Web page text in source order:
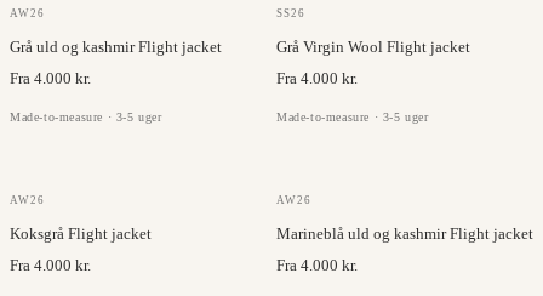
GAZABA
AW26
Grå uld og kashmir Flight jacket
Fra 4.000 kr.
Made-to-measure · 3-5 uger
SS26
Grå Virgin Wool Flight jacket
Fra 4.000 kr.
Made-to-measure · 3-5 uger
GAZABA
AW26
Koksgrå Flight jacket
Fra 4.000 kr.
GAZABA
AW26
Marineblå uld og kashmir Flight jacket
Fra 4.000 kr.